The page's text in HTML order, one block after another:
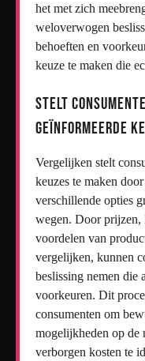
het met zich
weloverwogen
behoeften en
keuze te maken die
Stelt
geïnformeerde
Vergelijken stelt
keuzes te maken
verschillende opties
wegen. Door prijzen,
voordelen van
vergelijken, kunnen
beslissing nemen die
voorkeuren. Dit
consumenten om
mogelijkheden op de
verborgen kosten te